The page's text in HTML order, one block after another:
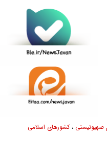
صهیونیستی ،کشورهای اسلامی